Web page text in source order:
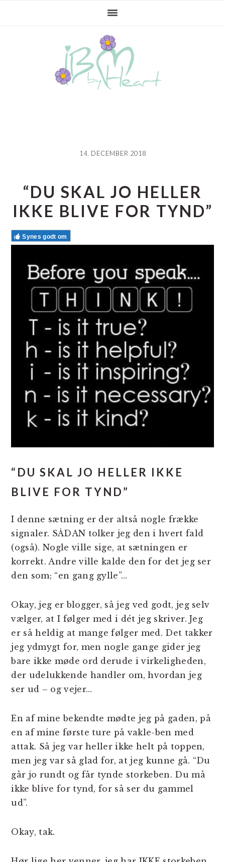
14. DECEMBER 2018
“DU SKAL JO HELLER
IKKE BLIVE FOR TYND”
Synes godt om
“DU SKAL JO HELLER IKKE
BLIVE FOR TYND”
I denne sætning er der altså nogle frække
signaler. SÅDAN tolker jeg den i hvert fald
(også). Nogle ville sige, at sætningen er
korrekt. Andre ville kalde den for det jeg ser
den som; “en gang gylle”…
Okay, jeg er blogger, så jeg ved godt, jeg selv
vælger, at I følger med i dét jeg skriver. Jeg
er så heldig at mange følger med. Det takker
jeg ydmygt for, men nogle gange gider jeg
bare ikke møde ord derude i virkeligheden,
der udelukkende handler om, hvordan jeg
ser ud – og vejer…
En af mine bekendte mødte jeg på gaden, på
en af mine første ture på vakle-ben med
attak. Så jeg var heller ikke helt på toppen,
men jeg var så glad for, at jeg kunne gå. “Du
går jo rundt og får tynde storkeben. Du må
ikke blive for tynd, for så ser du gammel
ud”.
Okay, tak.